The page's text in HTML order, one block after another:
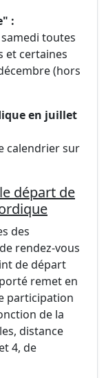
:
toutes
et certaines
(hors
en juillet
calendrier sur
départ de
des
rendez-vous
de départ
remet en
participation
de la
distance
4, de